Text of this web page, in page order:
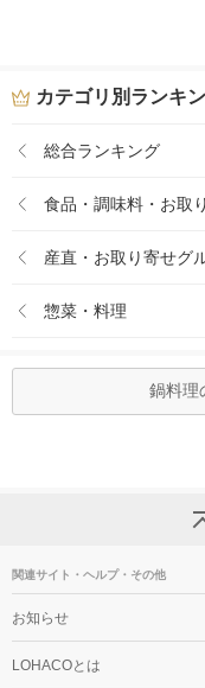
カテゴリ別ランキ
総合ランキング
食品・調味料・お取
産直・お取り寄せグ
惣菜・料理
鍋料理
関連サイト・ヘルプ・その他
お知らせ
LOHACOとは